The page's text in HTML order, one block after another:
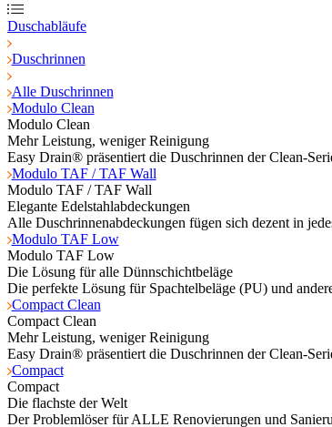
Duschabläufe
Duschrinnen
Alle Duschrinnen
Modulo Clean
Modulo Clean
Mehr Leistung, weniger Reinigung
Easy Drain® präsentiert die Duschrinnen der Clean-
Modulo TAF / TAF Wall
Modulo TAF / TAF Wall
Elegante Edelstahlabdeckungen
Alle Duschrinnenabdeckungen fügen sich dezent in
Modulo TAF Low
Modulo TAF Low
Die Lösung für alle Dünnschichtbeläge
Die perfekte Lösung für Spachtelbeläge (PU) und
Compact Clean
Compact Clean
Mehr Leistung, weniger Reinigung
Easy Drain® präsentiert die Duschrinnen der Clean-
Compact
Compact
Die flachste der Welt
Der Problemlöser für ALLE Renovierungen und